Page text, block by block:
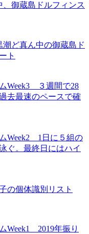
、御蔵島ドルフィンス
ど真ん中の御蔵島ド
ト
Week3 ３週間で28
去最速のペースで確
Week2 1日に５組の
ぐ。最終日にはハイ
の個体識別リスト
Week1 2019年振り